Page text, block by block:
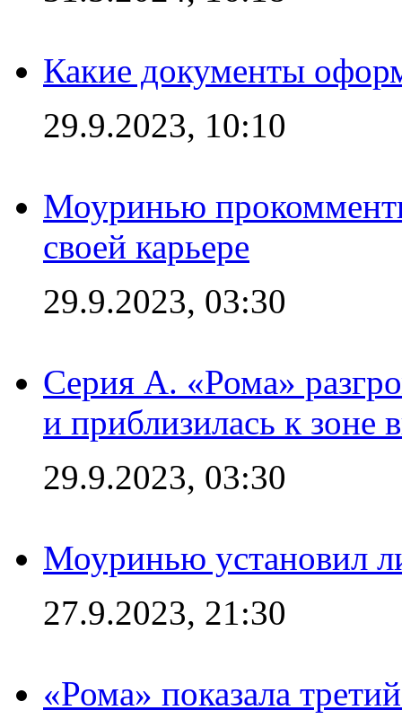
Какие документы
29.9.2023, 10:10
Моуринью
своей карьере
29.9.2023, 03:30
Серия А. «Рома»
и приблизилась к зоне
29.9.2023, 03:30
Моуринью установил
27.9.2023, 21:30
«Рома» показала